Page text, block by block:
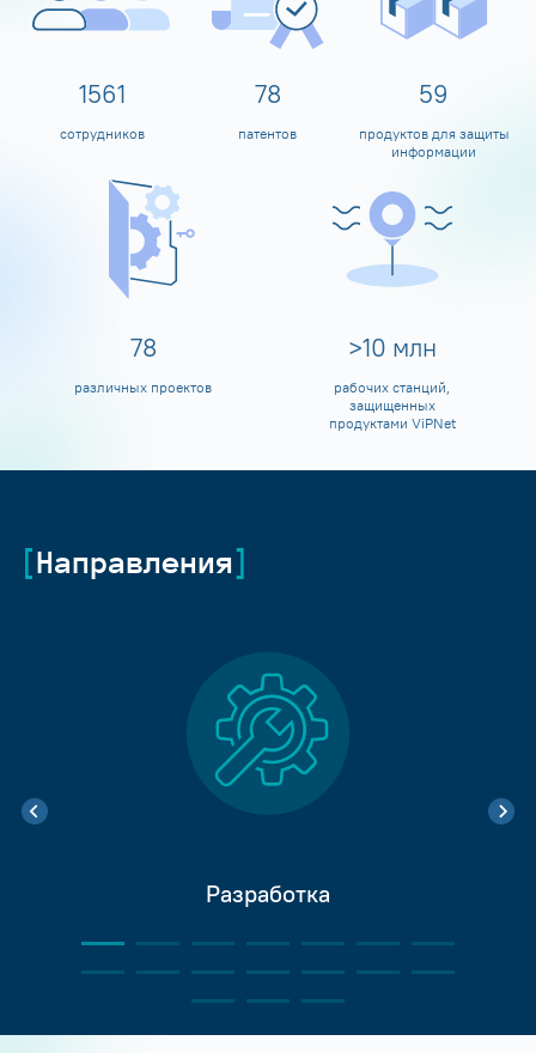
1600
сотрудников
80
патентов
60
продуктов для защиты
информации
80
различных проектов
>10 млн
рабочих станций,
защищенных
продуктами ViPNet
Направления
Разработка